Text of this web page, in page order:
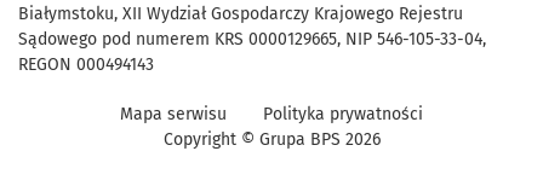
Białymstoku, XII Wydział Gospodarczy Krajowego Rejestru
Sądowego pod numerem KRS 0000129665, NIP 546-105-33-04,
REGON 000494143
Mapa serwisu
Polityka prywatności
Copyright © Grupa BPS 2026